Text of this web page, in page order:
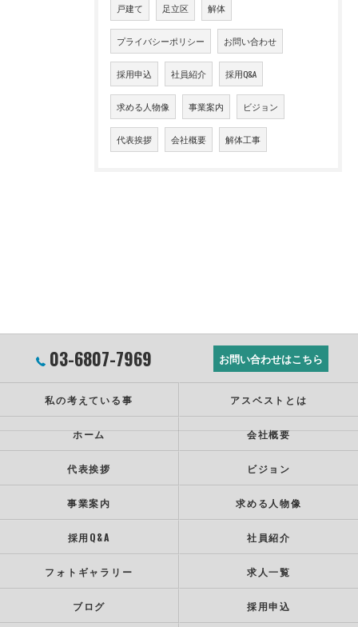
戸建て 足立区 解体
プライバシーポリシー お問い合わせ
採用申込 社員紹介 採用Q&A
求める人物像 事業案内 ビジョン
代表挨拶 会社概要 解体工事
03-6807-7969 お問い合わせはこちら
私の考えている事 アスベストとは
ホーム 会社概要
代表挨拶 ビジョン
事業案内 求める人物像
採用Q&A 社員紹介
フォトギャラリー 求人一覧
ブログ 採用申込